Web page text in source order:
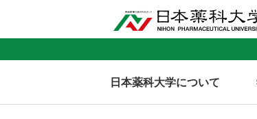
日本薬科大学について